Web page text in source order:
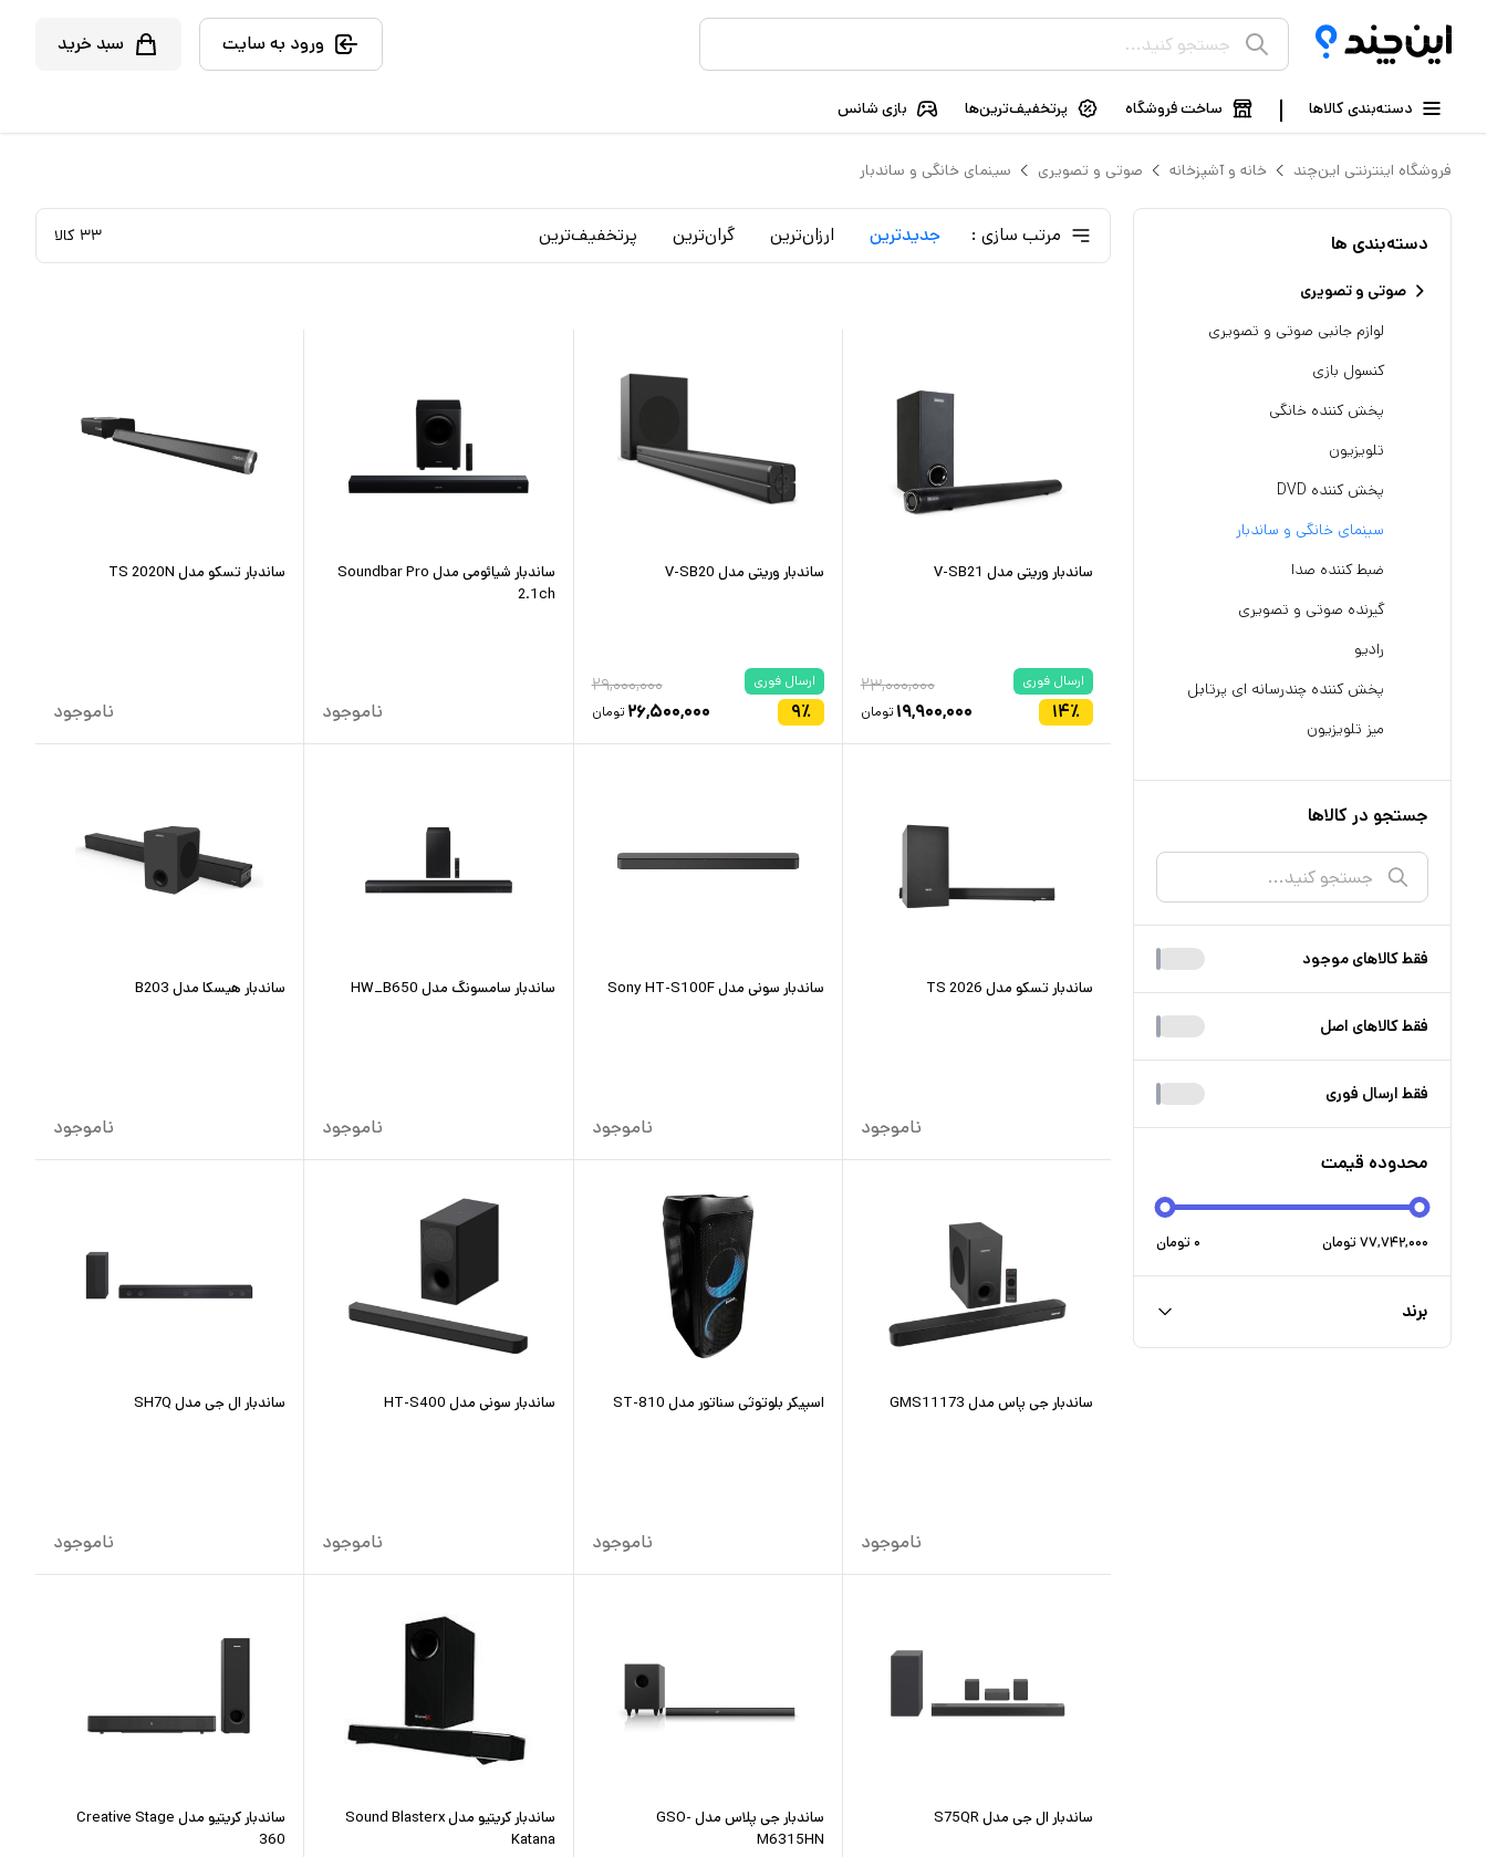
ورود به سایت سبد خرید
دسته‌بندی کالاها ساخت فروشگاه پرتخفیف‌ترین‌ها بازی شانس
فروشگاه اینترنتی این‌چند خانه و آشپزخانه صوتی و تصویری سینمای خانگی و ساندبار
دسته‌بندی ها
صوتی و تصویری
لوازم جانبی صوتی و تصویری
کنسول بازی
پخش کننده خانگی
تلویزیون
پخش کننده DVD
سینمای خانگی و ساندبار
ضبط کننده صدا
گیرنده صوتی و تصویری
رادیو
پخش کننده چندرسانه ای پرتابل
میز تلویزیون
جستجو در کالاها
فقط کالا‌های موجود
فقط کالا‌های اصل
فقط ارسال فوری
محدوده قیمت
۷۷,۷۴۲,۰۰۰ تومان ۰ تومان
برند
مرتب سازی : جدید‌ترین ارزان‌ترین گران‌ترین پرتخفیف‌ترین ۳۳ کالا
ساندبار وریتی مدل V-SB21
ارسال فوری
۱۴٪
۲۳,۰۰۰,۰۰۰
۱۹,۹۰۰,۰۰۰ تومان
ساندبار وریتی مدل V-SB20
ارسال فوری
۹٪
۲۹,۰۰۰,۰۰۰
۲۶,۵۰۰,۰۰۰ تومان
ساندبار شیائومی مدل Soundbar Pro
2.1ch
ناموجود
ساندبار تسکو مدل TS 2020N
ناموجود
ساندبار تسکو مدل TS 2026
ناموجود
ساندبار سونی مدل Sony HT-S100F
ناموجود
ساندبار سامسونگ مدل HW_B650
ناموجود
ساندبار هیسکا مدل B203
ناموجود
ساندبار جی پاس مدل GMS11173
ناموجود
اسپیکر بلوتوثی سناتور مدل ST-810
ناموجود
ساندبار سونی مدل HT-S400
ناموجود
ساندبار ال جی مدل SH7Q
ناموجود
ساندبار ال جی مدل S75QR
ساندبار جی پلاس مدل GSO-
M6315HN
ساندبار کریتیو مدل Sound Blasterx
Katana
ساندبار کریتیو مدل Creative Stage
360